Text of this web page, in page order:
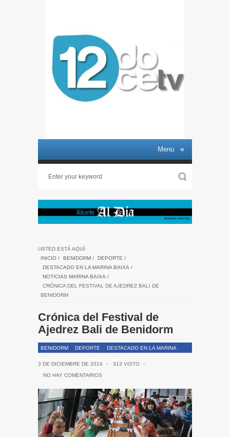
Menu ≡
USTED ESTÁ AQUÍ:
INICIO / BENIDORM / DEPORTE /
DESTACADO EN LA MARINA BAIXA /
NOTICIAS MARINA BAIXA /
CRÓNICA DEL FESTIVAL DE AJEDREZ BALI DE
BENIDORM
Crónica del Festival de
Ajedrez Bali de Benidorm
BENIDORM DEPORTE
DESTACADO EN LA MARINA
3 DE DICIEMBRE DE 2014
- 313 VISTO
-
NO HAY COMENTARIOS